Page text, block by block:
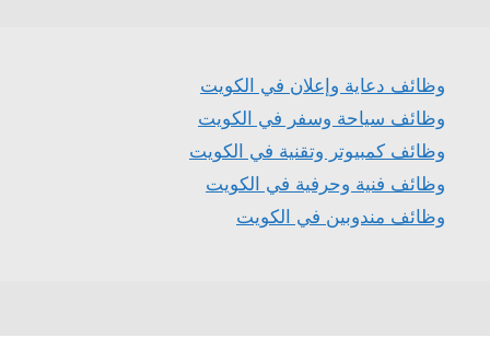
وظائف دعاية وإعلان في الكويت
وظائف سياحة وسفر في الكويت
وظائف كمبيوتر وتقنية في الكويت
وظائف فنية وحرفية في الكويت
وظائف مندوبين في الكويت